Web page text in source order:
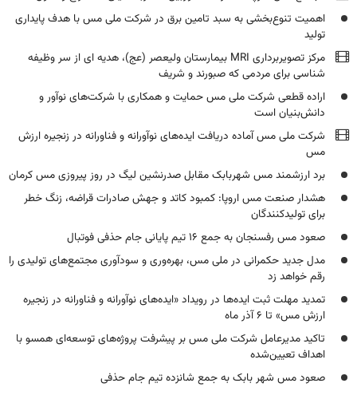
اهمیت تنوع‌بخشی به سبد تامین برق در شرکت ملی مس با هدف پایداری
تولید
مرکز تصویربرداری MRI بیمارستان ولیعصر (عج)، هدیه ای از سر وظیفه
شناسی برای مردمی که صبورند و شریف
اراده قطعی شرکت ملی مس حمایت و همکاری با شرکت‌های نوآور و
دانش‌بنیان است
شرکت ملی مس آماده دریافت ایده‌های نوآورانه و فناورانه در زنجیره ارزش
مس
برد ارزشمند مس شهربابک مقابل صدرنشین لیگ در روز پیروزی مس کرمان
هشدار صنعت مس اروپا: کمبود کاتد و جهش صادرات قراضه، زنگ خطر
برای تولیدکنندگان
صعود مس رفسنجان به جمع ۱۶ تیم پایانی جام حذفی فوتبال
مدل جدید حکمرانی در ملی مس، بهره‌وری و سودآوری مجتمع‌های تولیدی را
رقم خواهد زد
تمدید مهلت ثبت ایده‌ها در رویداد «ایده‌های نوآورانه و فناورانه در زنجیره
ارزش مس» تا ۶ آذر ماه
تاکید مدیرعامل شرکت ملی مس بر پیشرفت پروژه‌های توسعه‌ای همسو با
اهداف تعیین‌شده
صعود مس شهر بابک به جمع شانزده تیم جام حذفی